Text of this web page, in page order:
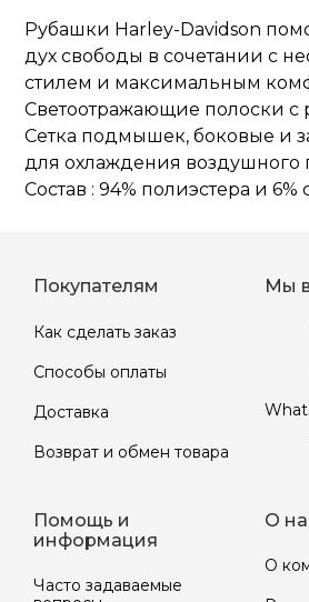
Рубашки Harley-Davidson
дух свободы в сочетании с
стилем и максимальным
Светоотражающие полоски с
Сетка подмышек, боковые и
для охлаждения воздушного
Состав : 94% полиэстера и 6%
Покупателям
Как сделать заказ
Способы оплаты
Доставка
Возврат и обмен товара
Мы
Помощь и
информация
Часто задаваемые
О
О